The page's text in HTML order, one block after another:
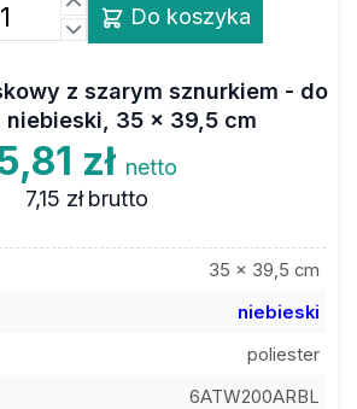
Do koszyka
z szarym sznurkiem - do
niebieski, 35 x 39,5 cm
zł netto
7,15 zł brutto
35 x 39,5 cm
niebieski
poliester
6ATW200ARBL